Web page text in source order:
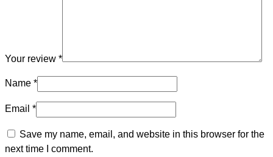
Your review *
Name *
Email *
Save my name, email, and website in this browser for the
next time I comment.